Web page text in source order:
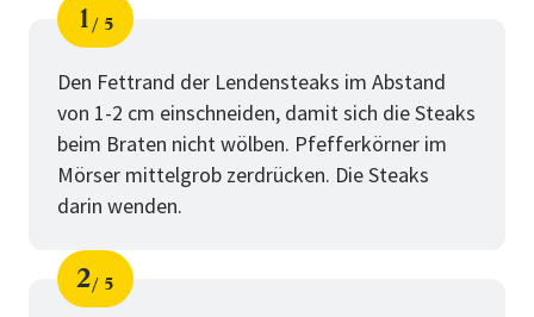
Schritt
1
von
5
Den Fettrand der Lendensteaks im Abstand
von 1-2 cm einschneiden, damit sich die Steaks
beim Braten nicht wölben. Pfefferkörner im
Mörser mittelgrob zerdrücken. Die Steaks
darin wenden.
Schritt
2
von
5